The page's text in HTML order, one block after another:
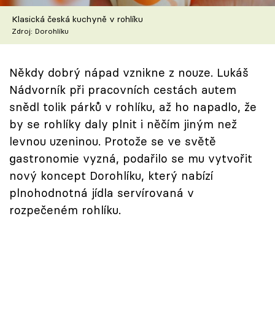
Těhotnej kuchař
Sledujte prima+
Přihlášení
Sledujte nás
Klasická česká kuchyně v rohlíku
Zdroj: Dorohlíku
Někdy dobrý nápad vznikne z nouze. Lukáš
Nádvorník při pracovních cestách autem
snědl tolik párků v rohlíku, až ho napadlo, že
by se rohlíky daly plnit i něčím jiným než
levnou uzeninou. Protože se ve světě
gastronomie vyzná, podařilo se mu vytvořit
nový koncept Dorohlíku, který nabízí
plnohodnotná jídla servírovaná v
rozpečeném rohlíku.